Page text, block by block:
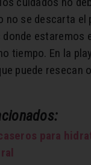
no se descarta
estaremos
tiempo. En la
puede resecan
para